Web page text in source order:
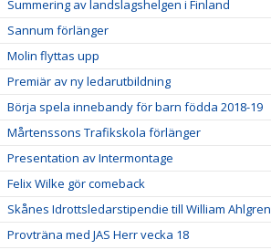
Summering av landslagshelgen i Finland
Sannum förlänger
Molin flyttas upp
Premiär av ny ledarutbildning
Börja spela innebandy för barn födda 2018-19
Mårtenssons Trafikskola förlänger
Presentation av Intermontage
Felix Wilke gör comeback
Skånes Idrottsledarstipendie till William Ahlgren
Provträna med JAS Herr vecka 18